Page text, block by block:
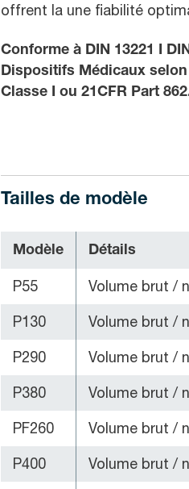
offrent la une fiabilité
Conforme à DIN 13221 I
Dispositifs Médicaux selon
Classe I ou 21CFR Part
Tailles de modèle
Modèle Détails
P55 Volume brut /
P130 Volume brut /
P290 Volume brut /
P380 Volume brut /
PF260 Volume brut /
P400 Volume brut /